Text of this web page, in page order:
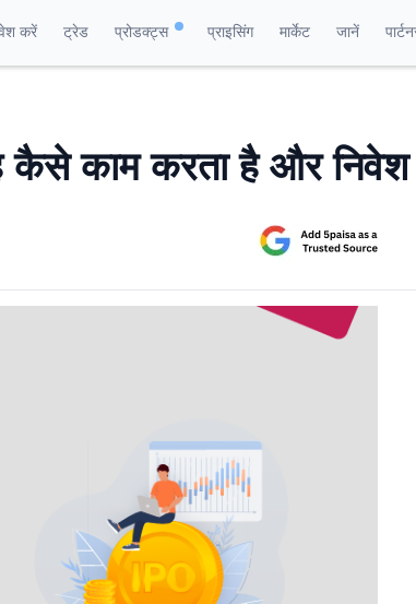
करें ट्रेड प्रोडक्ट्स प्राइसिंग मार्केट जानें
कैसे काम करता है और